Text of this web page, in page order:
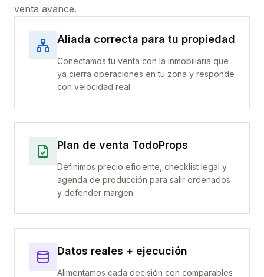
venta avance.
Aliada correcta para tu propiedad
Conectamos tu venta con la inmobiliaria que
ya cierra operaciones en tu zona y responde
con velocidad real.
Plan de venta TodoProps
Definimos precio eficiente, checklist legal y
agenda de producción para salir ordenados
y defender margen.
Datos reales + ejecución
Alimentamos cada decisión con comparables